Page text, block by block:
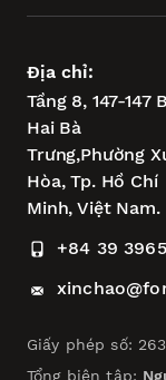
Địa chỉ:
Tầng 8, 147-147
Hai Bà
Trưng,Phường
Hòa,Tp. Hồ Chí
Minh, Việt Nam.
+84 39
Giấy phép số:
Tổng biên tập: